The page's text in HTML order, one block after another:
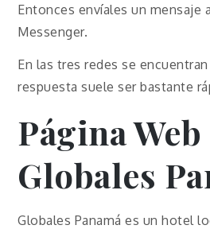
Entonces envíales un mensaje
Messenger.
En las tres redes se
respuesta suele ser bastante
Página Web
Globales
Globales Panamá es un hotel